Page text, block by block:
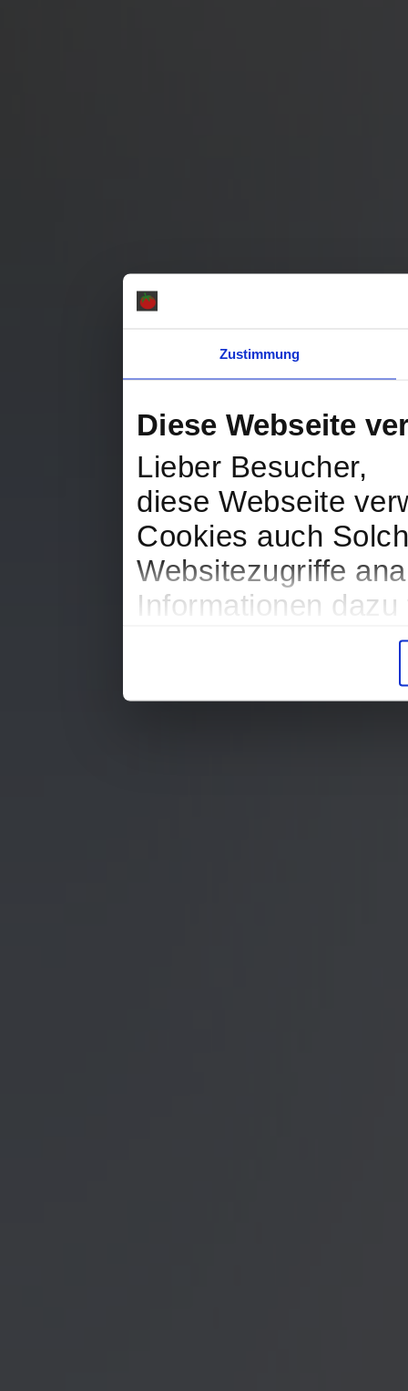
Zustimmung
Diese Webseite
Lieber Besucher,
diese Webseite
Cookies auch
Websitezugriffe
Informationen
in der
finden die